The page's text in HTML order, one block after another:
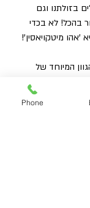
בזולתנו וגם
בהכל! לא בכדי
מיטקויאסין'!
המיוחד של
Phone